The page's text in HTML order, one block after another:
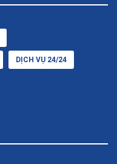
DỊCH VỤ 24/24